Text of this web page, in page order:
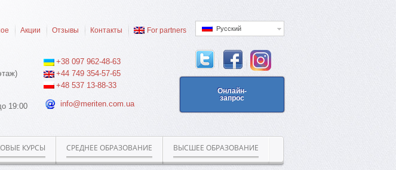
Русский
Акции Отзывы Контакты For partners
Онлайн-
запрос
+38 097 962-48-63
+44 749 354-57-65
+48 537 13-88-33
info@meriten.com.ua
19:00
КУРСЫ СРЕДНЕЕ ОБРАЗОВАНИЕ ВЫСШЕЕ ОБРАЗОВАНИЕ